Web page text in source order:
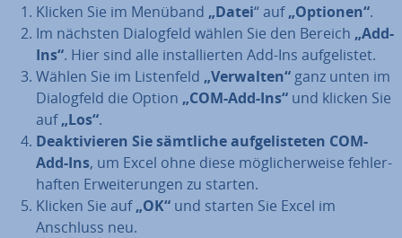
Klicken Sie im Menüband „Datei“ auf„Optionen“.
Im nächsten Dia­log­feld wählen Sie den Bereich „Add-
Ins“. Hier sind alle in­stal­lier­ten Add-Ins auf­ge­lis­tet.
Wählen Sie im Lis­ten­feld „Verwalten“ ganz unten im
Dia­log­feld die Option „COM-Add-Ins“ und klicken Sie
auf„Los“.
De­ak­ti­vie­ren Sie sämtliche auf­ge­lis­te­ten COM-
Add-Ins, um Excel ohne diese mög­li­cher­wei­se feh­ler­
haf­ten Er­wei­te­run­gen zu starten.
Klicken Sie auf„OK“ und starten Sie Excel im
Anschluss neu.